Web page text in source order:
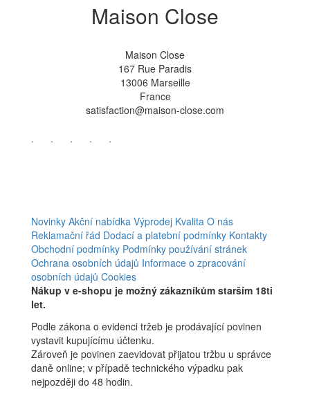
Maison Close
Maison Close
167 Rue Paradis
13006 Marseille
France
satisfaction@maison-close.com
. . . . .
Novinky Akční nabídka Výprodej Kvalita O nás
Reklamační řád Dodací a platební podmínky Kontakty
Obchodní podmínky Podmínky používání stránek
Ochrana osobních údajů Informace o zpracování
osobních údajů Cookies
Nákup v e-shopu je možný zákazníkům starším 18ti
let.
Podle zákona o evidenci tržeb je prodávající povinen
vystavit kupujícímu účtenku.
Zároveň je povinen zaevidovat přijatou tržbu u správce
daně online; v případě technického výpadku pak
nejpozději do 48 hodin.